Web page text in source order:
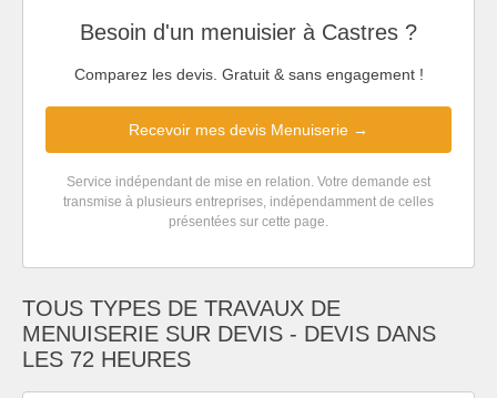
Besoin d'un menuisier à Castres ?
Comparez les devis. Gratuit & sans engagement !
Recevoir mes devis Menuiserie →
Service indépendant de mise en relation. Votre demande est
transmise à plusieurs entreprises, indépendamment de celles
présentées sur cette page.
TOUS TYPES DE TRAVAUX DE
MENUISERIE SUR DEVIS - DEVIS DANS
LES 72 HEURES